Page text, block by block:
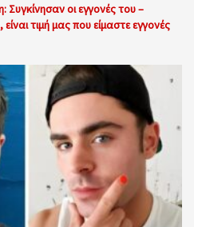
Συγκίνησαν οι εγγονές του –
τιμή μας που είμαστε εγγονές